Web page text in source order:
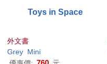
Toys in Space
外文書
Grey Mini